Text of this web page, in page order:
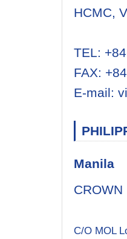
HCMC,
TEL:
FAX:
E-mail:
Manila
C/O MOL